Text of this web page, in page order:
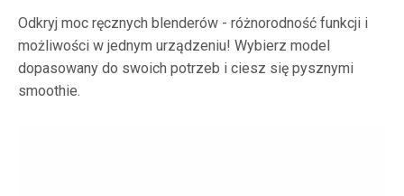
Odkryj moc ręcznych blenderów - różnorodność funkcji i
możliwości w jednym urządzeniu! Wybierz model
dopasowany do swoich potrzeb i ciesz się pysznymi
smoothie.